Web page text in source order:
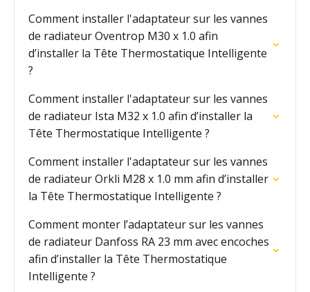
Comment installer l'adaptateur sur les vannes
de radiateur Oventrop M30 x 1.0 afin
d’installer la Tête Thermostatique Intelligente
?
Comment installer l'adaptateur sur les vannes
de radiateur Ista M32 x 1.0 afin d’installer la
Tête Thermostatique Intelligente ?
Comment installer l'adaptateur sur les vannes
de radiateur Orkli M28 x 1.0 mm afin d’installer
la Tête Thermostatique Intelligente ?
Comment monter l’adaptateur sur les vannes
de radiateur Danfoss RA 23 mm avec encoches
afin d’installer la Tête Thermostatique
Intelligente ?